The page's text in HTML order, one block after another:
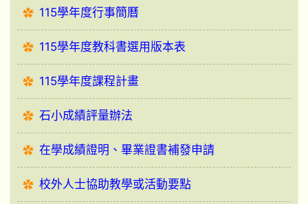
115學年度行事簡曆
115學年度教科書選用版本表
115學年度課程計畫
石小成績評量辦法
在學成績證明、畢業證書補發申請
校外人士協助教學或活動要點